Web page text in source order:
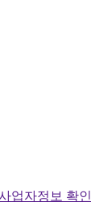
업자정보 확인